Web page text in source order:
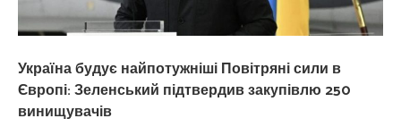
Україна будує найпотужніші Повітряні сили в
Європі: Зеленський підтвердив закупівлю 250
винищувачів